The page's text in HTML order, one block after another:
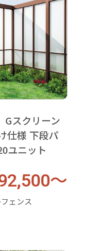
スクリーン
仕様 下段パ
ユニット
～
ェンス